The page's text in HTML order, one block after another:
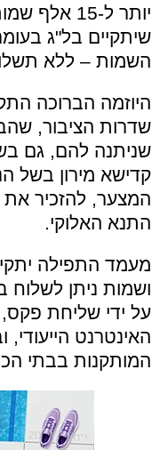
יותר ל-15
שיתקיים בל"ג
השמות – ללא
היוזמה הברוכה
שדרות הציבור,
שניתנה להם, גם
קדישא מירון בשל
המצער, להזכיר
התנא האלוקי.
מעמד התפילה
ושמות ניתן
על ידי שליחת
האינטרנט
המותקנות בבתי